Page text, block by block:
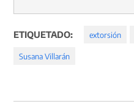
ETIQUETADO: extorsión
Susana Villarán